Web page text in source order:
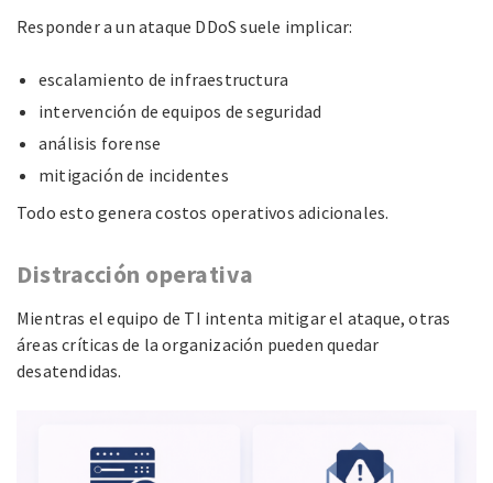
Responder a un ataque DDoS suele implicar:
escalamiento de infraestructura
intervención de equipos de seguridad
análisis forense
mitigación de incidentes
Todo esto genera costos operativos adicionales.
Distracción operativa
Mientras el equipo de TI intenta mitigar el ataque, otras
áreas críticas de la organización pueden quedar
desatendidas.